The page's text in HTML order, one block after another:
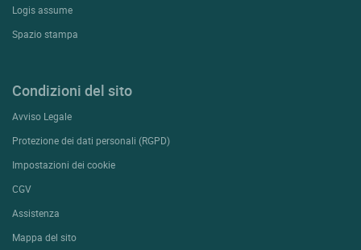
Logis assume
Spazio stampa
Condizioni del sito
Avviso Legale
Protezione dei dati personali (RGPD)
Impostazioni dei cookie
CGV
Assistenza
Mappa del sito